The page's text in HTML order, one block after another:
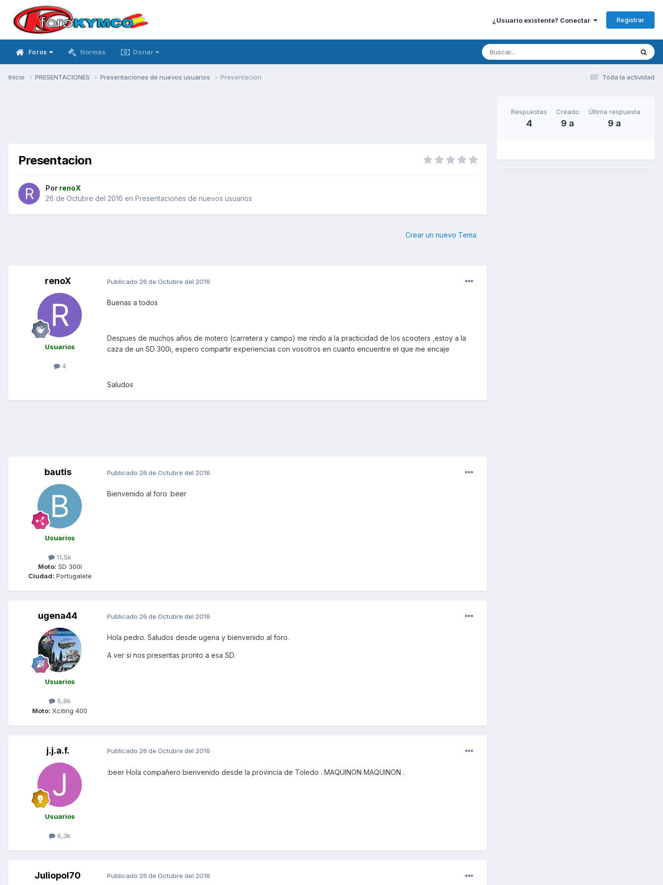
¿Usuario existente? Conectar Registrar
Foros Normas Donar
Toda la actividad
Inicio PRESENTACIONES Presentaciones de nuevos usuarios Presentacion
Presentacion
Por renoX
26 de Octubre del 2016 en Presentaciones de nuevos usuarios
Crear un nuevo Tema
renoX
Usuarios
4
Publicado 26 de Octubre del 2016
Buenas a todos
Despues de muchos años de motero (carretera y campo) me rindo a la practicidad de los scooters ,estoy a la
caza de un SD 300i, espero compartir experiencias con vosotros en cuanto encuentre el que me encaje
Saludos
bautis
Usuarios
11,5k
Moto: SD 300I
Ciudad: Portugalete
Publicado 26 de Octubre del 2016
Bienvenido al foro :beer
ugena44
Usuarios
5,8k
Moto: Xciting 400
Publicado 26 de Octubre del 2016
Hola pedro. Saludos desde ugena y bienvenido al foro.
A ver si nos presentas pronto a esa SD.
j.j.a.f.
Usuarios
6,3k
Publicado 26 de Octubre del 2016
:beer Hola compañero bienvenido desde la provincia de Toledo . MAQUINON MAQUINON .
Juliopol70 Publicado 26 de Octubre del 2016
Respuestas
4
Creado
9 a
Última respuesta
9 a